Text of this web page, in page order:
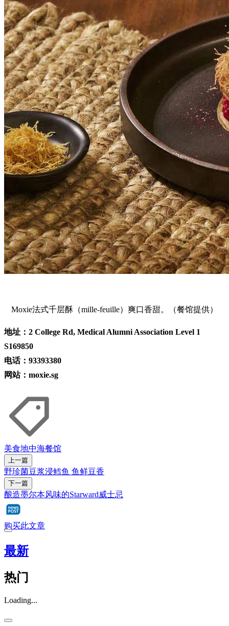
Moxie法式千层酥（mille-feuille）爽口香甜。（餐馆提供）
地址：2 College Rd, Medical Alumni Association Level 1
S169850
电话：93393380
网站：moxie.sg
美食地中海餐馆
上一篇
野珍菌豆浆浸鳕鱼 鱼鲜豆香
下一篇
酿造墨尔本风味的Starward威士忌
购买此文章
最新
热门
Loading...